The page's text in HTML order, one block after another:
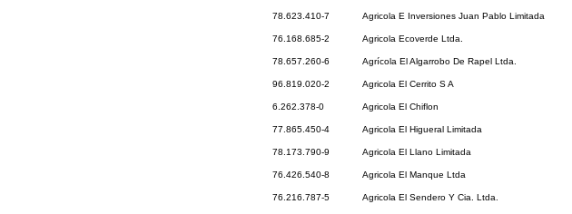
78.623.410-7 Agricola E Inversiones Juan Pablo Limitada
76.168.685-2 Agricola Ecoverde Ltda.
78.657.260-6 Agrícola El Algarrobo De Rapel Ltda.
96.819.020-2 Agricola El Cerrito S A
6.262.378-0 Agricola El Chiflon
77.865.450-4 Agricola El Higueral Limitada
78.173.790-9 Agricola El Llano Limitada
76.426.540-8 Agricola El Manque Ltda
76.216.787-5 Agricola El Sendero Y Cia. Ltda.